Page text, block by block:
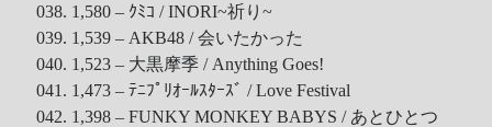
038. 1,580 – ｸﾐｺ / INORI~祈り~
039. 1,539 – AKB48 / 会いたかった
040. 1,523 – 大黒摩季 / Anything Goes!
041. 1,473 – ﾃﾆﾌﾟﾘｵｰﾙｽﾀｰｽﾞ / Love Festival
042. 1,398 – FUNKY MONKEY BABYS / あとひとつ